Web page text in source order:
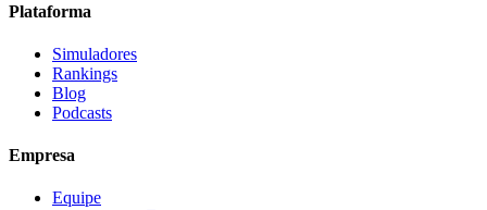
Plataforma
Simuladores
Rankings
Blog
Podcasts
Empresa
Equipe